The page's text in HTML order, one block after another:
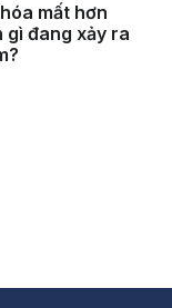
mất hơn
đang xảy ra